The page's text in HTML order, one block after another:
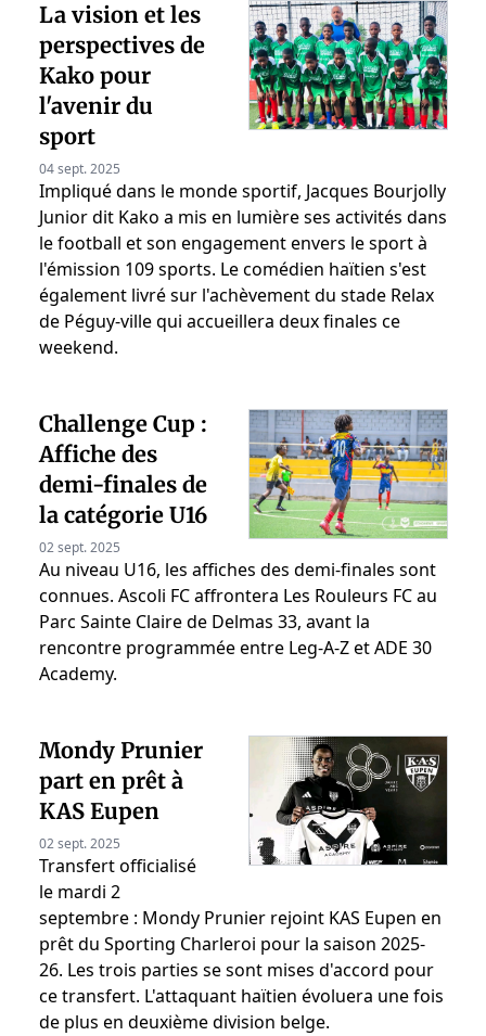
La vision et les
perspectives de
Kako pour
l'avenir du
sport
04 sept. 2025
Impliqué dans le monde sportif, Jacques Bourjolly
Junior dit Kako a mis en lumière ses activités dans
le football et son engagement envers le sport à
l'émission 109 sports. Le comédien haïtien s'est
également livré sur l'achèvement du stade Relax
de Péguy-ville qui accueillera deux finales ce
weekend.
Challenge Cup :
Affiche des
demi-finales de
la catégorie U16
02 sept. 2025
Au niveau U16, les affiches des demi-finales sont
connues. Ascoli FC affrontera Les Rouleurs FC au
Parc Sainte Claire de Delmas 33, avant la
rencontre programmée entre Leg-A-Z et ADE 30
Academy.
Mondy Prunier
part en prêt à
KAS Eupen
02 sept. 2025
Transfert officialisé
le mardi 2
septembre : Mondy Prunier rejoint KAS Eupen en
prêt du Sporting Charleroi pour la saison 2025-
26. Les trois parties se sont mises d'accord pour
ce transfert. L'attaquant haïtien évoluera une fois
de plus en deuxième division belge.